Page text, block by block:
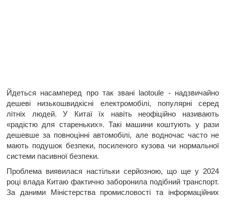
Йдеться насамперед про так звані laotoule - надзвичайно
дешеві низькошвидкісні електромобілі, популярні серед
літніх людей. У Китаї їх навіть неофіційно називають
«радістю для стареньких». Такі машини коштують у рази
дешевше за повноцінні автомобілі, але водночас часто не
мають подушок безпеки, посиленого кузова чи нормальної
системи пасивної безпеки.
Проблема виявилася настільки серйозною, що ще у 2024
році влада Китаю фактично заборонила подібний транспорт.
За даними Міністерства промисловості та інформаційних